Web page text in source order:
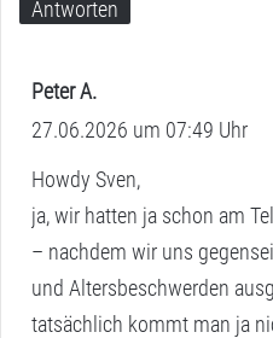
Antworten
Peter A.
a
g
t
:
27.06.2026 um 07:49 Uhr
Howdy Sven,
ja, wir hatten ja schon am
– nachdem wir uns
und Altersbeschwerden
tatsächlich kommt man ja